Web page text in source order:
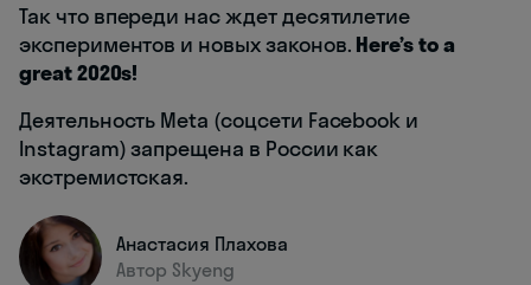
Так что впереди нас ждет десятилетие
экспериментов и новых законов. Here’s to a
great 2020s!
Деятельность Meta (соцсети Facebook и
Instagram) запрещена в России как
экстремистская.
Анастасия Плахова
Автор Skyeng